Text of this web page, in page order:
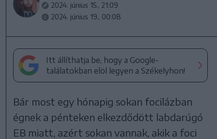
2024. június 15., 21:09
2024. június 19., 00:08
Itt állíthatja be, hogy a Google-
találatokban elöl legyen a Székelyhon!
Bár most egy hónapig sokan focilázban
égnek a pénteken elkezdődött labdarúgó
EB miatt, azért sokan vannak, akik a foci